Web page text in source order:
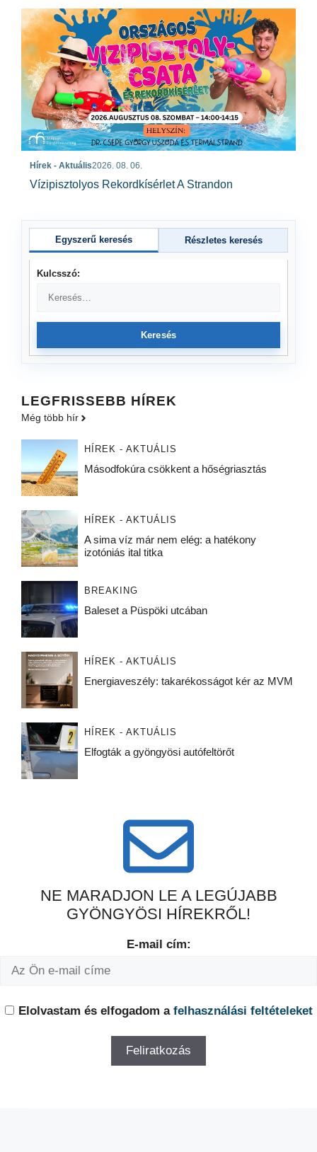
Hírek - Aktuális2026. 08. 06.
Vízipisztolyos Rekordkísérlet A Strandon
Egyszerű keresés Részletes keresés
Kulcsszó:
Keresés
LEGFRISSEBB HÍREK
Még több hír
HÍREK - AKTUÁLIS
Másodfokúra csökkent a hőségriasztás
HÍREK - AKTUÁLIS
A sima víz már nem elég: a hatékony
izotóniás ital titka
BREAKING
Baleset a Püspöki utcában
HÍREK - AKTUÁLIS
Energiaveszély: takarékosságot kér az MVM
HÍREK - AKTUÁLIS
Elfogták a gyöngyösi autófeltörőt
NE MARADJON LE A LEGÚJABB
GYÖNGYÖSI HÍREKRŐL!
E-mail cím:
Elolvastam és elfogadom a felhasználási feltételeket